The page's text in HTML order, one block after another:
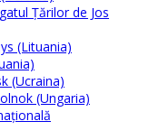
Ţărilor de Jos
(Lituania)
(Ucraina)
(Ungaria)